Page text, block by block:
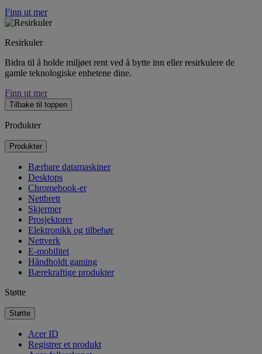
Finn ut mer
Resirkuler
Bidra til å holde miljøet rent ved å bytte inn eller resirkulere de
gamle teknologiske enhetene dine.
Finn ut mer
Tilbake til toppen
Produkter
Produkter
Bærbare datamaskiner
Desktops
Chromebook-er
Nettbrett
Skjermer
Prosjektorer
Elektronikk og tilbehør
Nettverk
E-mobilitet
Håndholdt gaming
Bærekraftige produkter
Støtte
Støtte
Acer ID
Registrer et produkt